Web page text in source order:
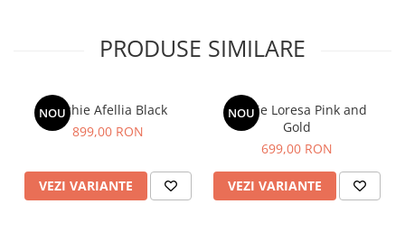
PRODUSE SIMILARE
NOU
Rochie Afellia Black
899,00 RON
VEZI VARIANTE
NOU
Rochie Loresa Pink and
Gold
699,00 RON
VEZI VARIANTE